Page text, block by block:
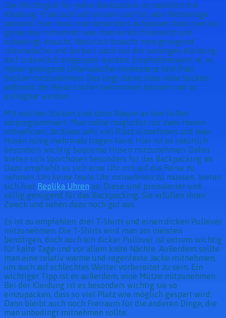
Das Wichtigste für jeden Backpacker ist natürlich die
Kleidung. Praktisch soll sie sein und für jede Wetterlage
passend. Hier muss man besonders aufpassen, dass man nur
genau das mitnimmt, was man wirklich benutzt und
unbedingt braucht. Natürlich braucht man genügend
Unterwäsche und Socken, doch bei der sonstigen Kleidung
darf ordentlich eingespart werden. Empfehlenswert ist es
neben genügend Unterwäsche mindestens fünf Paar
Socken mitzunehmen. Das liegt daran, dass viele Socken
während der Reise Löcher bekommen können und so
untragbar werden.
Mit solchen Socken sind dann Blasen an den Füßen
vorprogrammiert. Man sollte möglichst nur zwei Hosen
mitnehmen, da diese sehr viel Platz einnehmen und man
Hosen ruhig mehrmals tragen kann. Hier ist es natürlich
besonders wichtig bequeme Hosen mitzunehmen. Daher
bieten sich Sporthosen besonders für das Backpacking an.
Dazu empfiehlt es sich eine Uhr mit auf die Reise zu
nehmen. Um keine teure Uhr mitnehmen zu müssen, bieten
sich hier Replika Uhren an. Diese sind preiswerter und
völlig genügend für das Backpacking. Sie erfüllen ihren
Zweck und sehen dazu noch gut aus.
Es ist zu empfehlen, drei T-Shirts und einen dicken Pullover
mitzunehmen. Die T-Shirts wird man am meisten
benötigen, doch auch ein dicker Pullover ist extrem wichtig
für kalte Tage und vor allem kalte Nächte. Außerdem sollte
man eine relativ warme und regenfeste Jacke mitnehmen,
um auch auf schlechtes Wetter vorbereitet zu sein. Ein
wichtiger Tipp ist es außerdem, eine Mütze mitzunehmen.
Bei der Kleidung ist es besonders wichtig sie so
einzupacken, dass so viel Platz wie möglich gespart wird.
Dann bleibt auch noch Freiraum für die anderen Dinge, die
man unbedingt mitnehmen sollte.